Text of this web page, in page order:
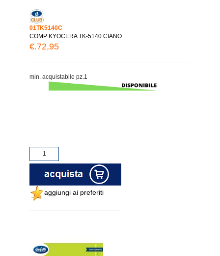
01TK5140C
COMP KYOCERA TK-5140 CIANO
€.72,95
min. acquistabile pz.1
aggiungi ai preferiti